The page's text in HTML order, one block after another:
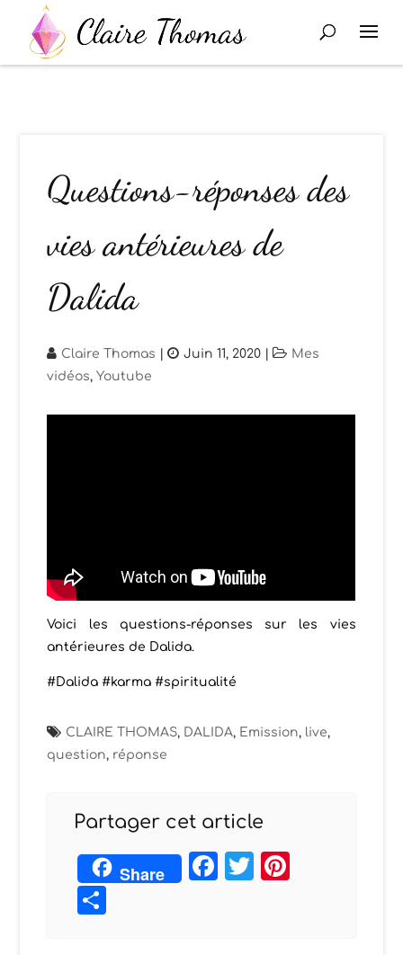
Questions-réponses des
vies antérieures de
Dalida
Claire Thomas | Juin 11, 2020 |
Mes
vidéos,Youtube
Voici les questions-réponses sur les vies
antérieures de Dalida.
#Dalida #karma #spiritualité
CLAIRE THOMAS, DALIDA, Emission, live,
question, réponse
Partager cet article
Share Facebook
Twitter